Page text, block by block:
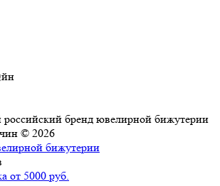
бренд ювелирной бижутерии
© 2026
бижутерии
от 5000 руб.